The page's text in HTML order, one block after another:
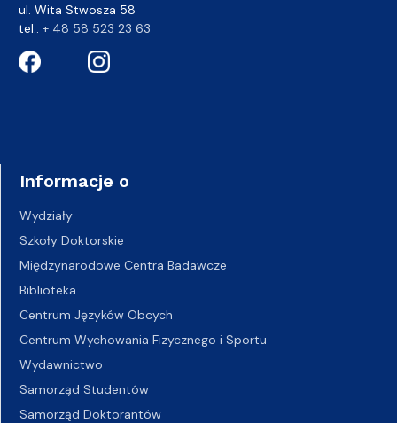
ul. Wita Stwosza 58
tel.: + 48 58 523 23 63
Informacje o
Wydziały
Szkoły Doktorskie
Międzynarodowe Centra Badawcze
Biblioteka
Centrum Języków Obcych
Centrum Wychowania Fizycznego i Sportu
Wydawnictwo
Samorząd Studentów
Samorząd Doktorantów